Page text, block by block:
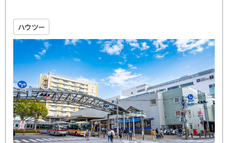
ハウツー